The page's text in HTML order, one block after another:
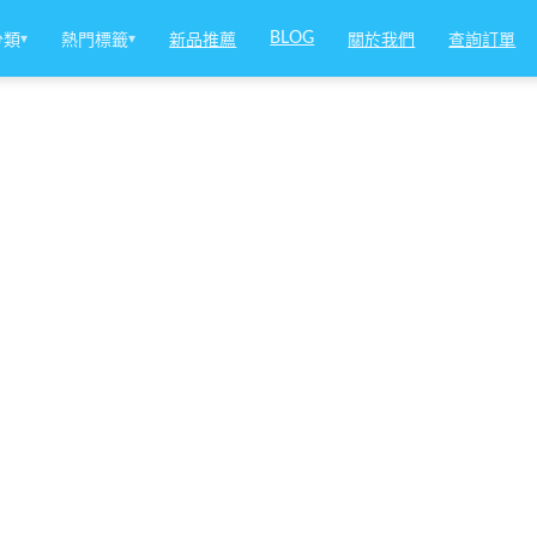
類▾ 熱門標籤▾ 新品推薦 BLOG 關於我們 查詢訂單